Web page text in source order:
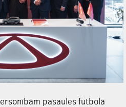
pasaules futbolā